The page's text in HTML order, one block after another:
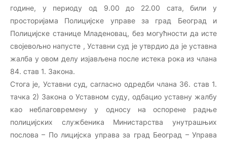
године, у периоду од 9.00 до 22.00 сата, били у
просторијама Полицијске управе за град Београд и
Полицијске станице Младеновац, без могућности да исте
својевољно напусте , Уставни суд је утврдио да је уставна
жалба у овом делу изјављена после истека рока из члана
84. став 1. Закона.
Стога је, Уставни суд, сагласно одредби члана 36. став 1.
тачка 2) Закона о Уставном суду, одбацио уставну жалбу
као неблаговремену у односу на оспорене радње
полицијских службеника Министарства унутрашњих
послова – По лицијска управа за град Београд – Управа